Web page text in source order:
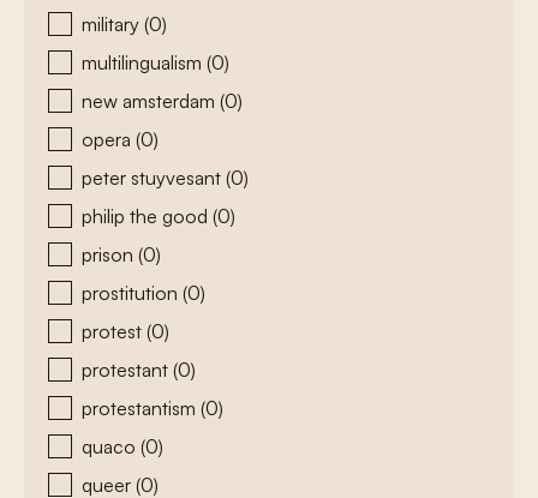
military (0)
multilingualism (0)
new amsterdam (0)
opera (0)
peter stuyvesant (0)
philip the good (0)
prison (0)
prostitution (0)
protest (0)
protestant (0)
protestantism (0)
quaco (0)
queer (0)